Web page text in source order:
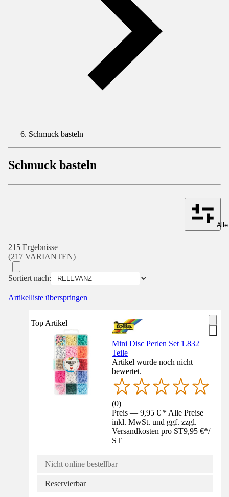
Schmuck basteln
Schmuck basteln
215 Ergebnisse
(217 VARIANTEN)
Sortiert nach:
Artikelliste überspringen
Top Artikel
Mini Disc Perlen Set 1.832
Teile
Artikel wurde noch nicht
bewertet.
(0)
Preis — 9,95 € * Alle Preise
inkl. MwSt. und ggf. zzgl.
Versandkosten pro ST9,95 €*/
ST
Nicht online bestellbar
Reservierbar